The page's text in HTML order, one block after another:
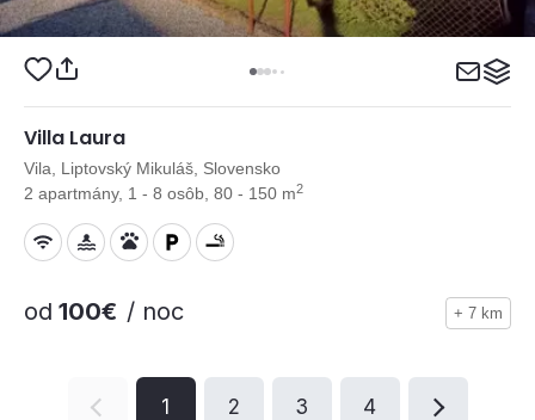
Villa Laura
Vila, Liptovský Mikuláš, Slovensko
2 apartmány, 1 - 8 osôb, 80 - 150 m2
od 100€ / noc + 7 km
1 2 3 4